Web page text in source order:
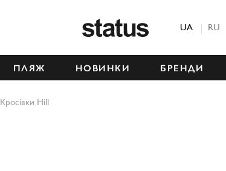
UA RU
ПЛЯЖ НОВИНКИ БРЕНДИ
Кросівки Hill